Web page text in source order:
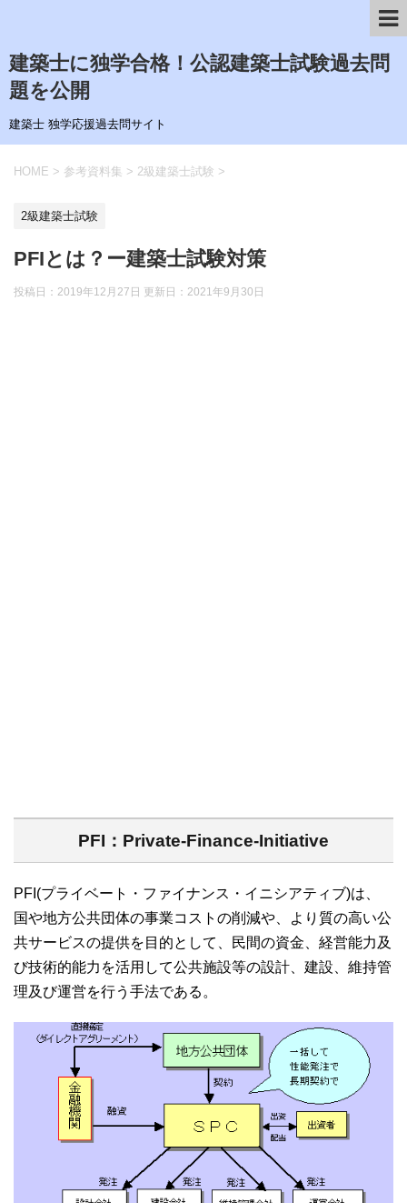
建築士に独学合格！公認建築士試験過去問
題を公開
建築士 独学応援過去問サイト
HOME > 参考資料集 > 2級建築士試験 >
2級建築士試験
PFIとは？ー建築士試験対策
投稿日：2019年12月27日 更新日： 2021年9月30日
PFI：Private-Finance-Initiative
PFI(プライベート・ファイナンス・イニシアティブ)は、
国や地方公共団体の事業コストの削減や、より質の高い公
共サービスの提供を目的として、民間の資金、経営能力及
び技術的能力を活用して公共施設等の設計、建設、維持管
理及び運営を行う手法である。